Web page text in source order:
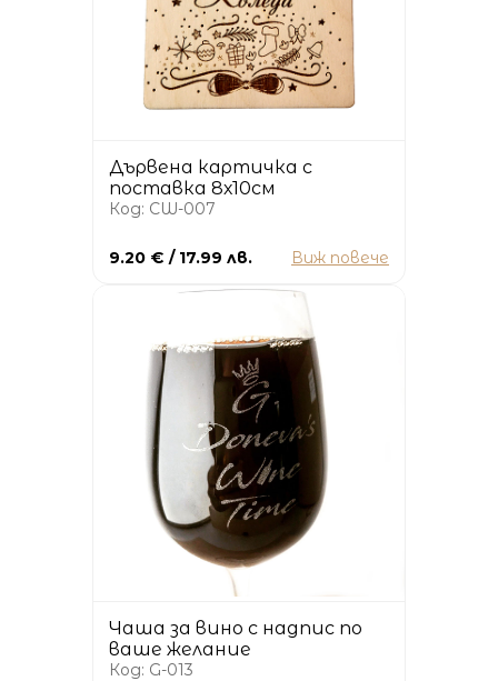
Дървена картичка с
поставка 8х10см
Код: CW-007
9.20 € / 17.99 лв. Виж повече
Чаша за вино с надпис по
ваше желание
Код: G-013